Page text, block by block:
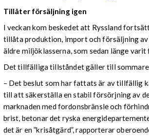
Tillåter försäljning igen
I veckan kom beskedet att Ryssland
tillåta produktion, import och försäljning av
äldre miljöklasserna, som sedan länge
Det tillfälliga tillståndet gäller till
– Det beslut som har fattats är av tillfällig
till att säkerställa en stabil försörjning av
marknaden med fordonsbränsle och
brist, betonar det ryska
det är en ”krisåtgärd”, rapporterar